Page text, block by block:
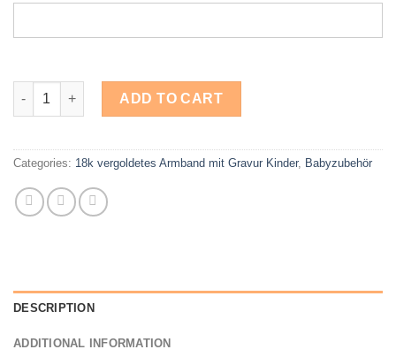
18k vergoldetes Armband mit Gravur Kinder quantity
ADD TO CART
Categories: 18k vergoldetes Armband mit Gravur Kinder, Babyzubehör
DESCRIPTION
ADDITIONAL INFORMATION